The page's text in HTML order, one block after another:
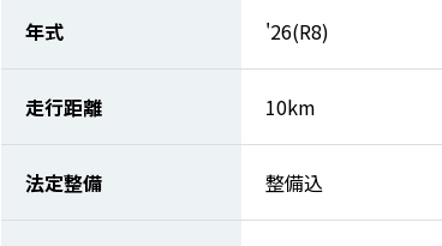
年式 '26(R8)
走行距離 10km
法定整備 整備込